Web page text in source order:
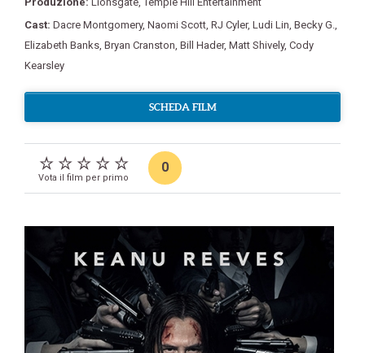
Cast: Dacre Montgomery, Naomi Scott RJ Cyler, Ludi Lin Becky G.
Elizabeth Banks Bryan Cranston Bill Hader, Matt Shively, Cody
Kearsley
SCHEDA FILM
Vota il film per primo
0